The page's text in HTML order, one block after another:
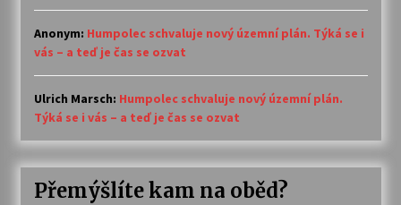
Anonym: Humpolec schvaluje nový územní plán. Týká se i
vás – a teď je čas se ozvat
Ulrich Marsch: Humpolec schvaluje nový územní plán.
Týká se i vás – a teď je čas se ozvat
Přemýšlíte kam na oběd?